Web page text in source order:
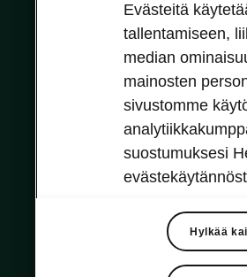
Osta Škoda verkossa
Škoda Yksityisleasing
Škodan Vakuutus
Škoda 4×4 -mallit
Škoda-katumaasturimallit
Alkuperäiset Škoda-varaosat
Evästeitä
tallentamiseen,
median
mainosten
sivustomme
suostumuksesi
Hylkää